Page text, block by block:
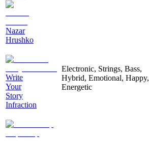
Nazar
Hrushko
Write
Your
Story
Infraction
Electronic, Strings, Bass,
Hybrid, Emotional, Happy,
Energetic